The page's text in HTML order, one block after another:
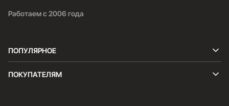
Работаем с 2006 года
ПОПУЛЯРНОЕ
ПОКУПАТЕЛЯМ